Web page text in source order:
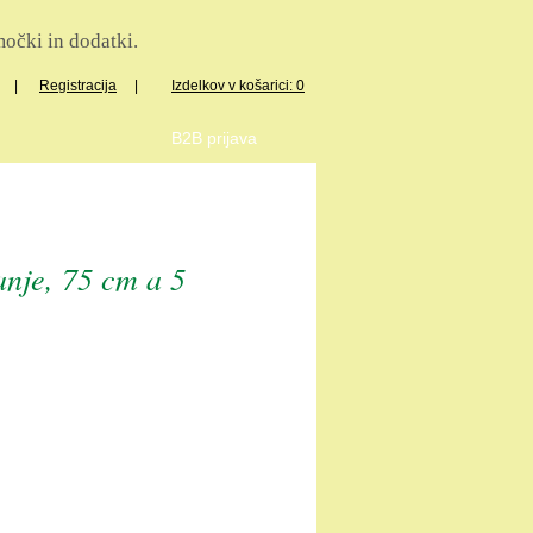
in dodatki.
Registracija Izdelkov v košarici: 0
B2B prijava
75 cm a 5